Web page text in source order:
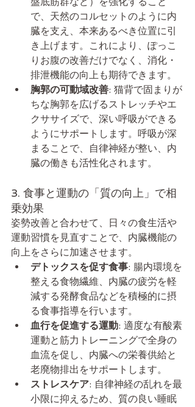
で、天然のコルセットのように内
臓を支え、本来あるべき位置に引
き上げます。これにより、ぽっこ
りお腹の改善だけでなく、消化・
排泄機能の向上も期待できます。
胸郭の可動域改善: 猫背で固まりが
ちな胸郭を広げるストレッチやエ
クササイズで、深い呼吸ができる
ようにサポートします。呼吸が深
まることで、自律神経が整い、内
臓の働きも活性化されます。
3. 食事と運動の「質の向上」で相
乗効果
姿勢改善と合わせて、日々の食生活や
運動習慣を見直すことで、内臓機能の
向上をさらに加速させます。
デトックスを促す食事: 腸内環境を
整える食物繊維、内臓の疲労を軽
減する発酵食品などを積極的に摂
る食事指導を行います。
血行を促進する運動: 適度な有酸素
運動と筋力トレーニングで全身の
血流を促し、内臓への栄養供給と
老廃物排出をサポートします。
ストレスケア: 自律神経の乱れを最
小限に抑えるため、質の良い睡眠